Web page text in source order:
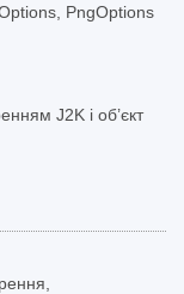
PngOptions
J2K і об’єкт